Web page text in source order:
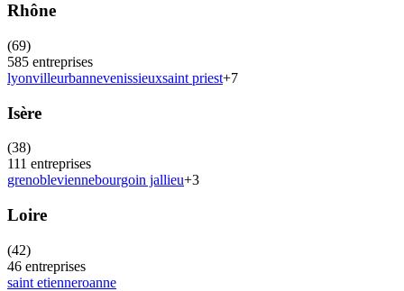
Rhône
(69)
585 entreprises
lyonvilleurbannevenissieuxsaint priest+7
Isère
(38)
111 entreprises
grenobleviennebourgoin jallieu+3
Loire
(42)
46 entreprises
saint etienneroanne